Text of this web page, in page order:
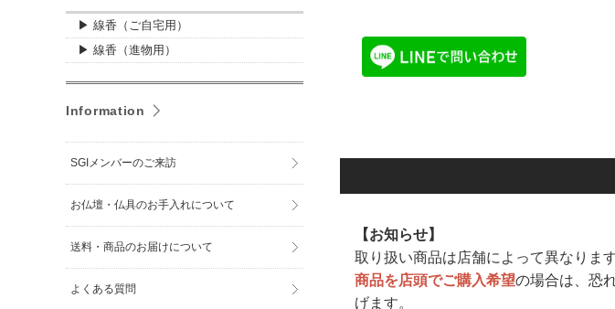
【お知らせ】
取り扱い商品は店舗によって異なります
商品を店頭でご購入希望の場合は、恐
げます。
▶ 線香（ご自宅用）
▶ 線香（進物用）
Information
SGIメンバーのご来訪
お仏壇・仏具のお手入れについて
送料・商品のお届けについて
よくある質問